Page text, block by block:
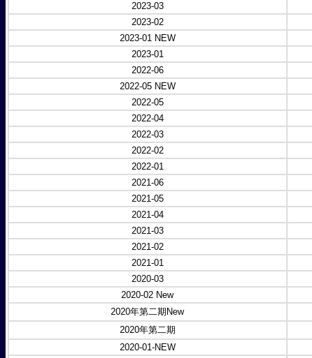
2023-03
2023-02
2023-01 NEW
2023-01
2022-06
2022-05 NEW
2022-05
2022-04
2022-03
2022-02
2022-01
2021-06
2021-05
2021-04
2021-03
2021-02
2021-01
2020-03
2020-02 New
2020年第二期New
2020年第二期
2020-01-NEW